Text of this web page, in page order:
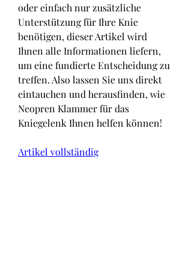
oder einfach nur zusätzliche
Unterstützung für Ihre Knie
benötigen, dieser Artikel wird
Ihnen alle Informationen liefern,
um eine fundierte Entscheidung zu
treffen. Also lassen Sie uns direkt
eintauchen und herausfinden, wie
Neopren Klammer für das
Kniegelenk Ihnen helfen können!
Artikel vollständig